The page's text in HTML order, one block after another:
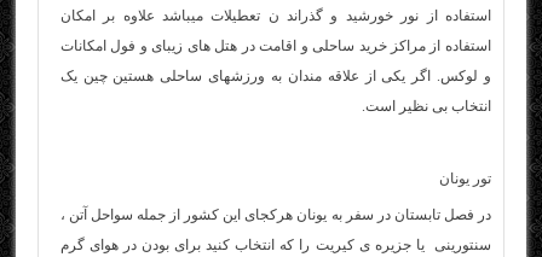
استفاده از نور خورشید و گذراند ن تعطیلات میباشد علاوه بر امکان
استفاده از مراکز خرید ساحلی و اقامت در هتل های زیبای و فول امکانات
و لوکس. اگر یکی از علاقه مندان به ورزشهای ساحلی هستین چین یک
انتخاب بی نظیر است.
تور یونان
در فصل تابستان در سفر به یونان هرکجای این کشور از جمله سواحل آتن ،
سنتورینی یا جزیره ی کیریت را که انتخاب کنید برای بودن در هوای گرم